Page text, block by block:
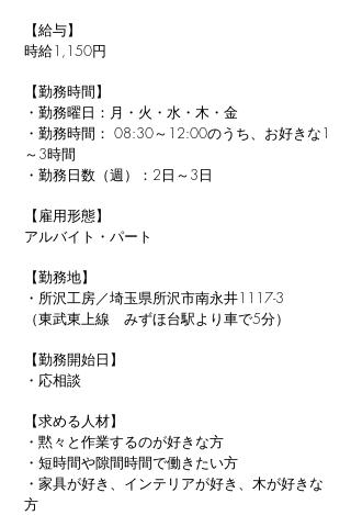
【給与】
時給1,150円
【勤務時間】
・勤務曜日：月・火・水・木・金
・勤務時間： 08:30～12:00のうち、お好きな1
～3時間
・勤務日数（週）：2日～3日
【雇用形態】
アルバイト・パート
【勤務地】
・所沢工房／埼玉県所沢市南永井1117-3
（東武東上線 みずほ台駅より車で5分）
【勤務開始日】
・応相談
【求める人材】
・黙々と作業するのが好きな方
・短時間や隙間時間で働きたい方
・家具が好き、インテリアが好き、木が好きな
方